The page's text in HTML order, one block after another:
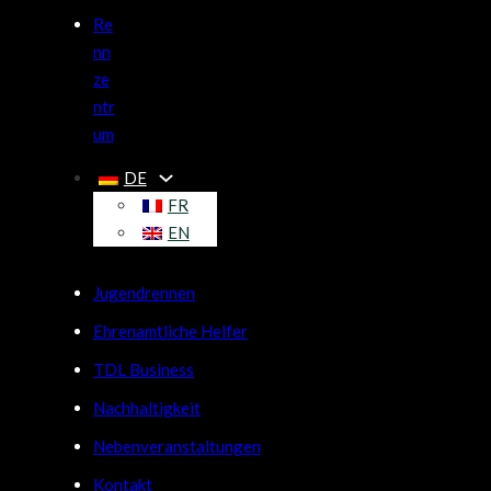
Re
nn
ze
ntr
um
DE
FR
EN
Jugendrennen
Ehrenamtliche Helfer
TDL Business
Nachhaltigkeit
Nebenveranstaltungen
Kontakt